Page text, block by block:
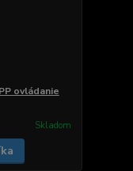
ovládanie
Skladom